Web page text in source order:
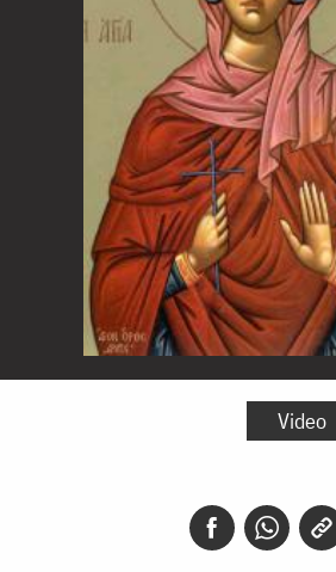
Sfânta
Video